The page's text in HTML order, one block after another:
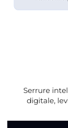
Serrure
digitale,